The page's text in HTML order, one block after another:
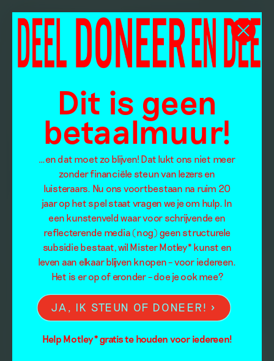
Dit is geen
betaalmuur!
…en dat moet zo blijven! Dat lukt ons niet meer
zonder financiële steun van lezers en
luisteraars. Nu ons voortbestaan na ruim 20
jaar op het spel staat vragen we je om hulp. In
een kunstenveld waar voor schrijvende en
reflecterende media (nog) geen structurele
subsidie bestaat, wil Mister Motley* kunst en
leven aan elkaar blijven knopen – voor iedereen.
Het is er op of eronder – doe je ook mee?
JA, IK STEUN OF DONEER!
Help Motley* gratis te houden voor iedereen!